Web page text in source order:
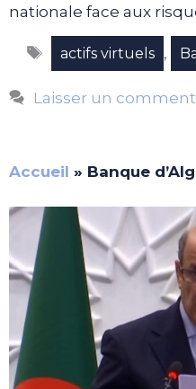
nationale face aux
Étiquettes
actifs virtuels ,
Laisser un
Accueil » Banque